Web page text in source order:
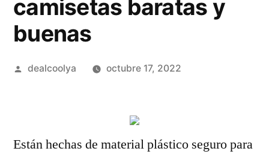
camisetas baratas y
buenas
Publicado
dealcoolya octubre 17, 2022
Están hechas de material plástico seguro para